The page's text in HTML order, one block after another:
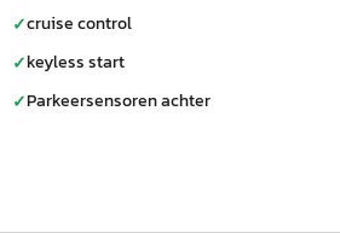
✓cruise control
✓keyless start
✓Parkeersensoren achter